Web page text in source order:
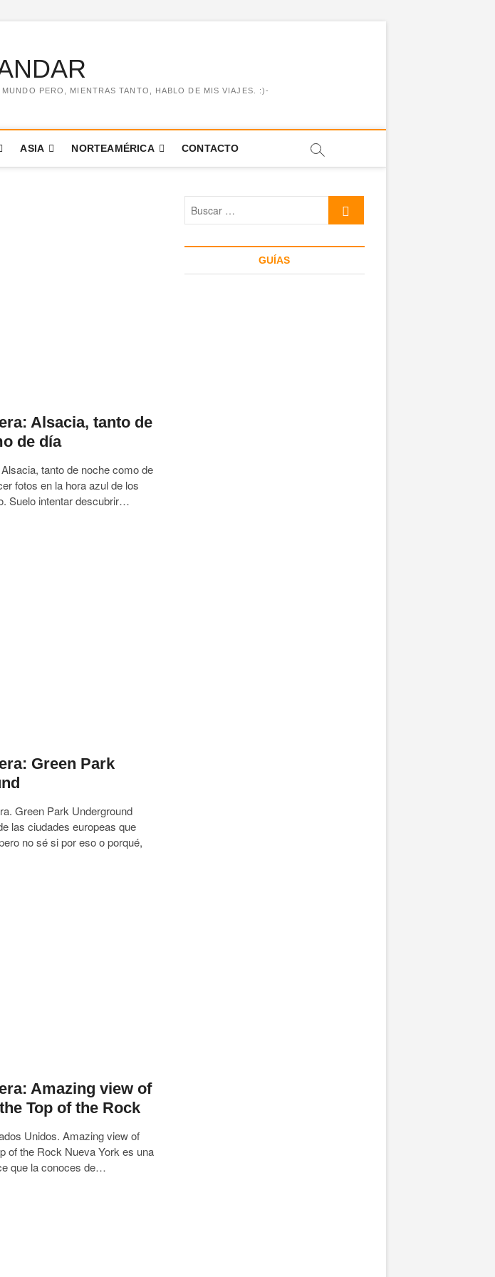
PERO, MIENTRAS TANTO, HABLO DE MIS VIAJES. :)-
ASIA NORTEAMÉRICA CONTACTO
Alsacia, tanto de
de día
tanto de noche como de
fotos en la hora azul de los
Suelo intentar descubrir…
Green Park
Green Park Underground
las ciudades europeas que
no sé si por eso o porqué,
Amazing view of
Top of the Rock
Unidos. Amazing view of
of the Rock Nueva York es una
que la conoces de…
GUÍAS